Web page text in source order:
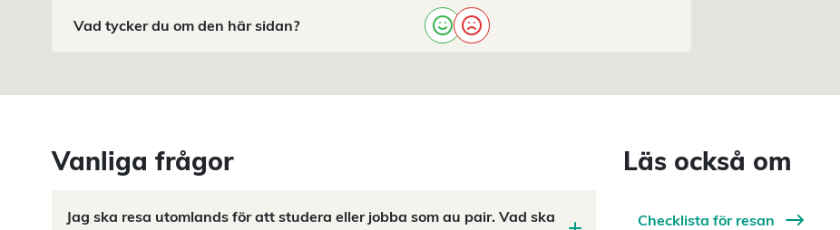
Vad tycker du om den här sidan?
Vanliga frågor
Jag ska resa utomlands för att studera eller jobba som au pair. Vad ska
Läs också om
Checklista för resan